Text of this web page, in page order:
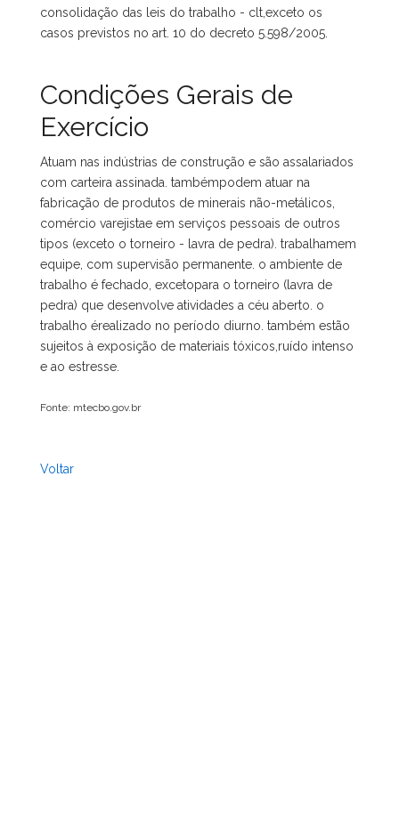
consolidação das leis do trabalho - clt,exceto os
casos previstos no art. 10 do decreto 5.598/2005.
Condições Gerais de
Exercício
Atuam nas indústrias de construção e são assalariados
com carteira assinada. tambémpodem atuar na
fabricação de produtos de minerais não-metálicos,
comércio varejistae em serviços pessoais de outros
tipos (exceto o torneiro - lavra de pedra). trabalhamem
equipe, com supervisão permanente. o ambiente de
trabalho é fechado, excetopara o torneiro (lavra de
pedra) que desenvolve atividades a céu aberto. o
trabalho érealizado no período diurno. também estão
sujeitos à exposição de materiais tóxicos,ruído intenso
e ao estresse.
Fonte: mtecbo.gov.br
Voltar